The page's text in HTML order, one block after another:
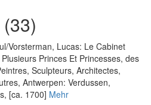
/Vorsterman, Lucas: Le Cabinet
Princes Et Princesses, des
Sculpteurs, Architectes,
, Antwerpen: Verdussen,
[ca. 1700] Mehr